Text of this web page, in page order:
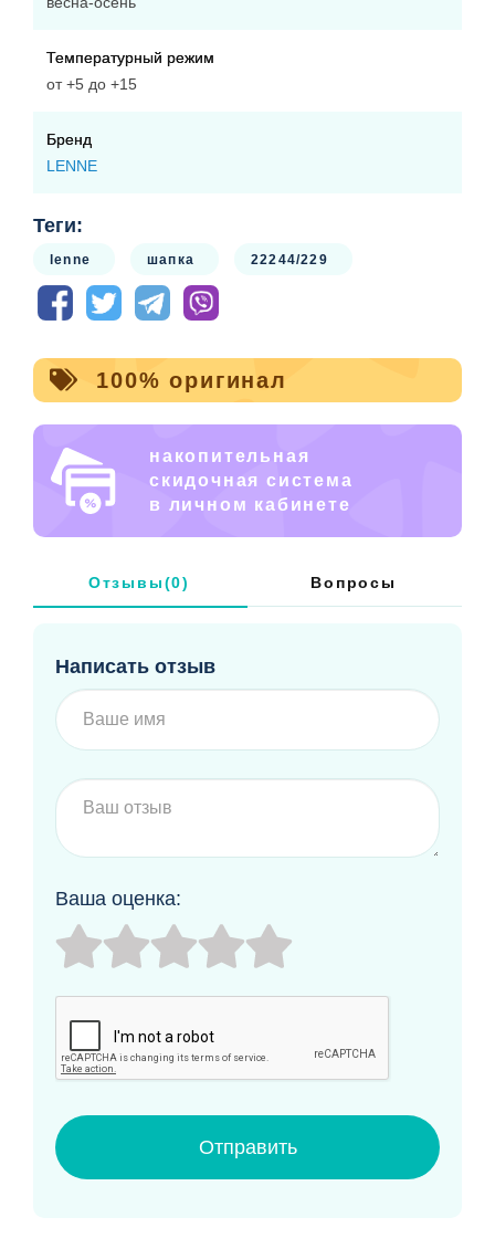
Температурный режим
от +5 до +15
Бренд
LENNE
Теги:
lenne шапка 22244/229
100% оригинал
накопительная
скидочная система
в личном кабинете
Отзывы(0) Вопросы
Написать отзыв
Ваша оценка:
Отправить